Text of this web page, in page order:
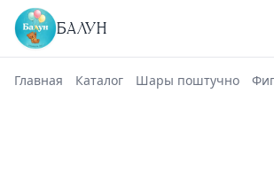
БАЛУН
Главная Каталог Шары поштучно